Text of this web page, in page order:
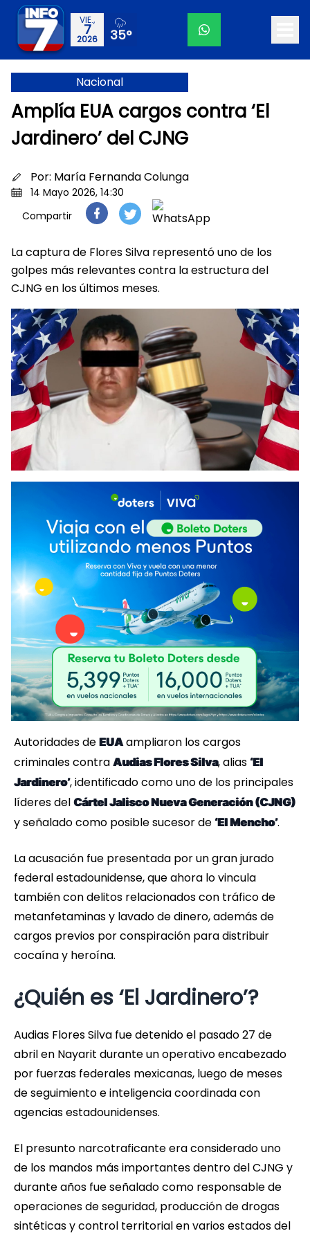
VIE.,
7
2026 35°
Nacional
Amplía EUA cargos contra ‘El
Jardinero’ del CJNG
Por: María Fernanda Colunga
14 Mayo 2026, 14:30
Compartir
La captura de Flores Silva representó uno de los
golpes más relevantes contra la estructura del
CJNG en los últimos meses.
Autoridades de EUAampliaron los cargos
criminales contra Audias Flores Silva, alias ‘El
Jardinero’, identificado como uno de los principales
líderes del Cártel Jalisco Nueva Generación (CJNG)
y señalado como posible sucesor de ‘El Mencho’.
La acusación fue presentada por un gran jurado
federal estadounidense, que ahora lo vincula
también con delitos relacionados con tráfico de
metanfetaminas y lavado de dinero, además de
cargos previos por conspiración para distribuir
cocaína y heroína.
¿Quién es ‘El Jardinero’?
Audias Flores Silva fue detenido el pasado 27 de
abril en Nayarit durante un operativo encabezado
por fuerzas federales mexicanas, luego de meses
de seguimiento e inteligencia coordinada con
agencias estadounidenses.
El presunto narcotraficante era considerado uno
de los mandos más importantes dentro del CJNG y
durante años fue señalado como responsable de
operaciones de seguridad, producción de drogas
sintéticas y control territorial en varios estados del